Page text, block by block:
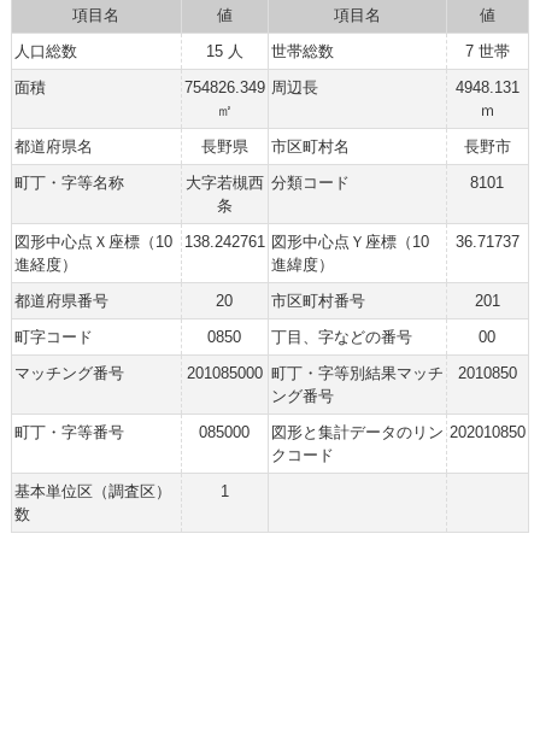
項目名 値 項目名
値
人口総数
15 人 世帯総数
7 世帯
面積
754826.349
㎡
周辺長
4948.131
ｍ
都道府県名
長野県 市区町村名
長野市
町丁・字等名称
大字若槻西
条
分類コード 8101
図形中心点Ｘ座標（10
進経度）
138.242761 図形中心点Ｙ座標（10
進緯度）
36.71737
都道府県番号 20 市区町村番号
201
町字コード
0850 丁目、字などの番号
00
マッチング番号
201085000 町丁・字等別結果マッチ
ング番号
2010850
町丁・字等番号 085000
図形と集計データのリン
クコード
202010850
基本単位区（調査区）
数
1